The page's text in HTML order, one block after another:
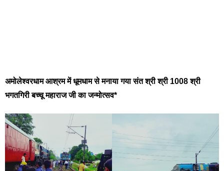
अमोलेश्वरधाम आश्रम में धूमधाम से मनाया गया संत श्री श्री 1008 श्री
भगतगिरी बच्चू महाराज जी का जन्मोत्सव*